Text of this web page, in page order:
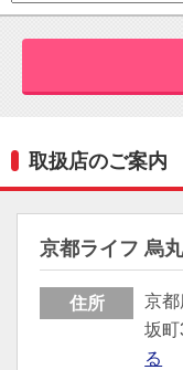
取扱店のご案内
京都ライフ 烏
住所
京
坂
る